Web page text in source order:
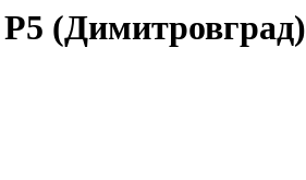
(Димитровград)